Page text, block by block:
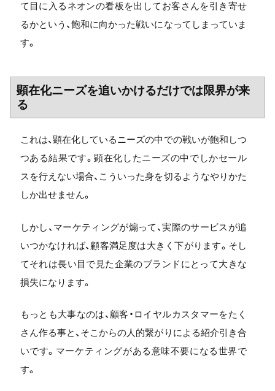
て目に入るネオンの看板を出してお客さんを引き寄せ
るかという、飽和に向かった戦いになってしまっていま
す。
顕在化ニーズを追いかけるだけでは限界が来
る
これは、顕在化しているニーズの中での戦いが飽和しつ
つある結果です。顕在化したニーズの中でしかセール
スを行えない場合、こういった身を切るようなやりかた
しか出せません。
しかし、マーケティングが煽って、実際のサービスが追
いつかなければ、顧客満足度は大きく下がります。そし
てそれは長い目で見た企業のブランドにとって大きな
損失になります。
もっとも大事なのは、顧客・ロイヤルカスタマーをたく
さん作る事と、そこからの人的繋がりによる紹介引き合
いです。マーケティングがある意味不要になる世界で
す。